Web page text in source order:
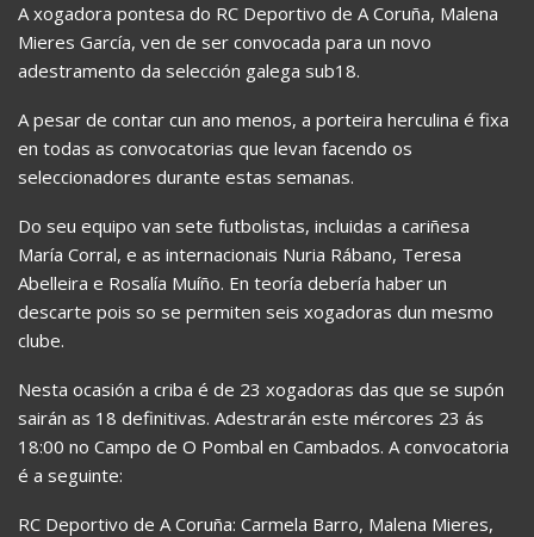
A xogadora pontesa do RC Deportivo de A Coruña, Malena
Mieres García, ven de ser convocada para un novo
adestramento da selección galega sub18.
A pesar de contar cun ano menos, a porteira herculina é fixa
en todas as convocatorias que levan facendo os
seleccionadores durante estas semanas.
Do seu equipo van sete futbolistas, incluidas a cariñesa
María Corral, e as internacionais Nuria Rábano, Teresa
Abelleira e Rosalía Muíño. En teoría debería haber un
descarte pois so se permiten seis xogadoras dun mesmo
clube.
Nesta ocasión a criba é de 23 xogadoras das que se supón
sairán as 18 definitivas. Adestrarán este mércores 23 ás
18:00 no Campo de O Pombal en Cambados. A convocatoria
é a seguinte:
RC Deportivo de A Coruña: Carmela Barro, Malena Mieres,